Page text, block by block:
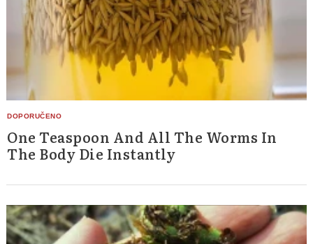
One Teaspoon And All The Worms In
The Body Die Instantly